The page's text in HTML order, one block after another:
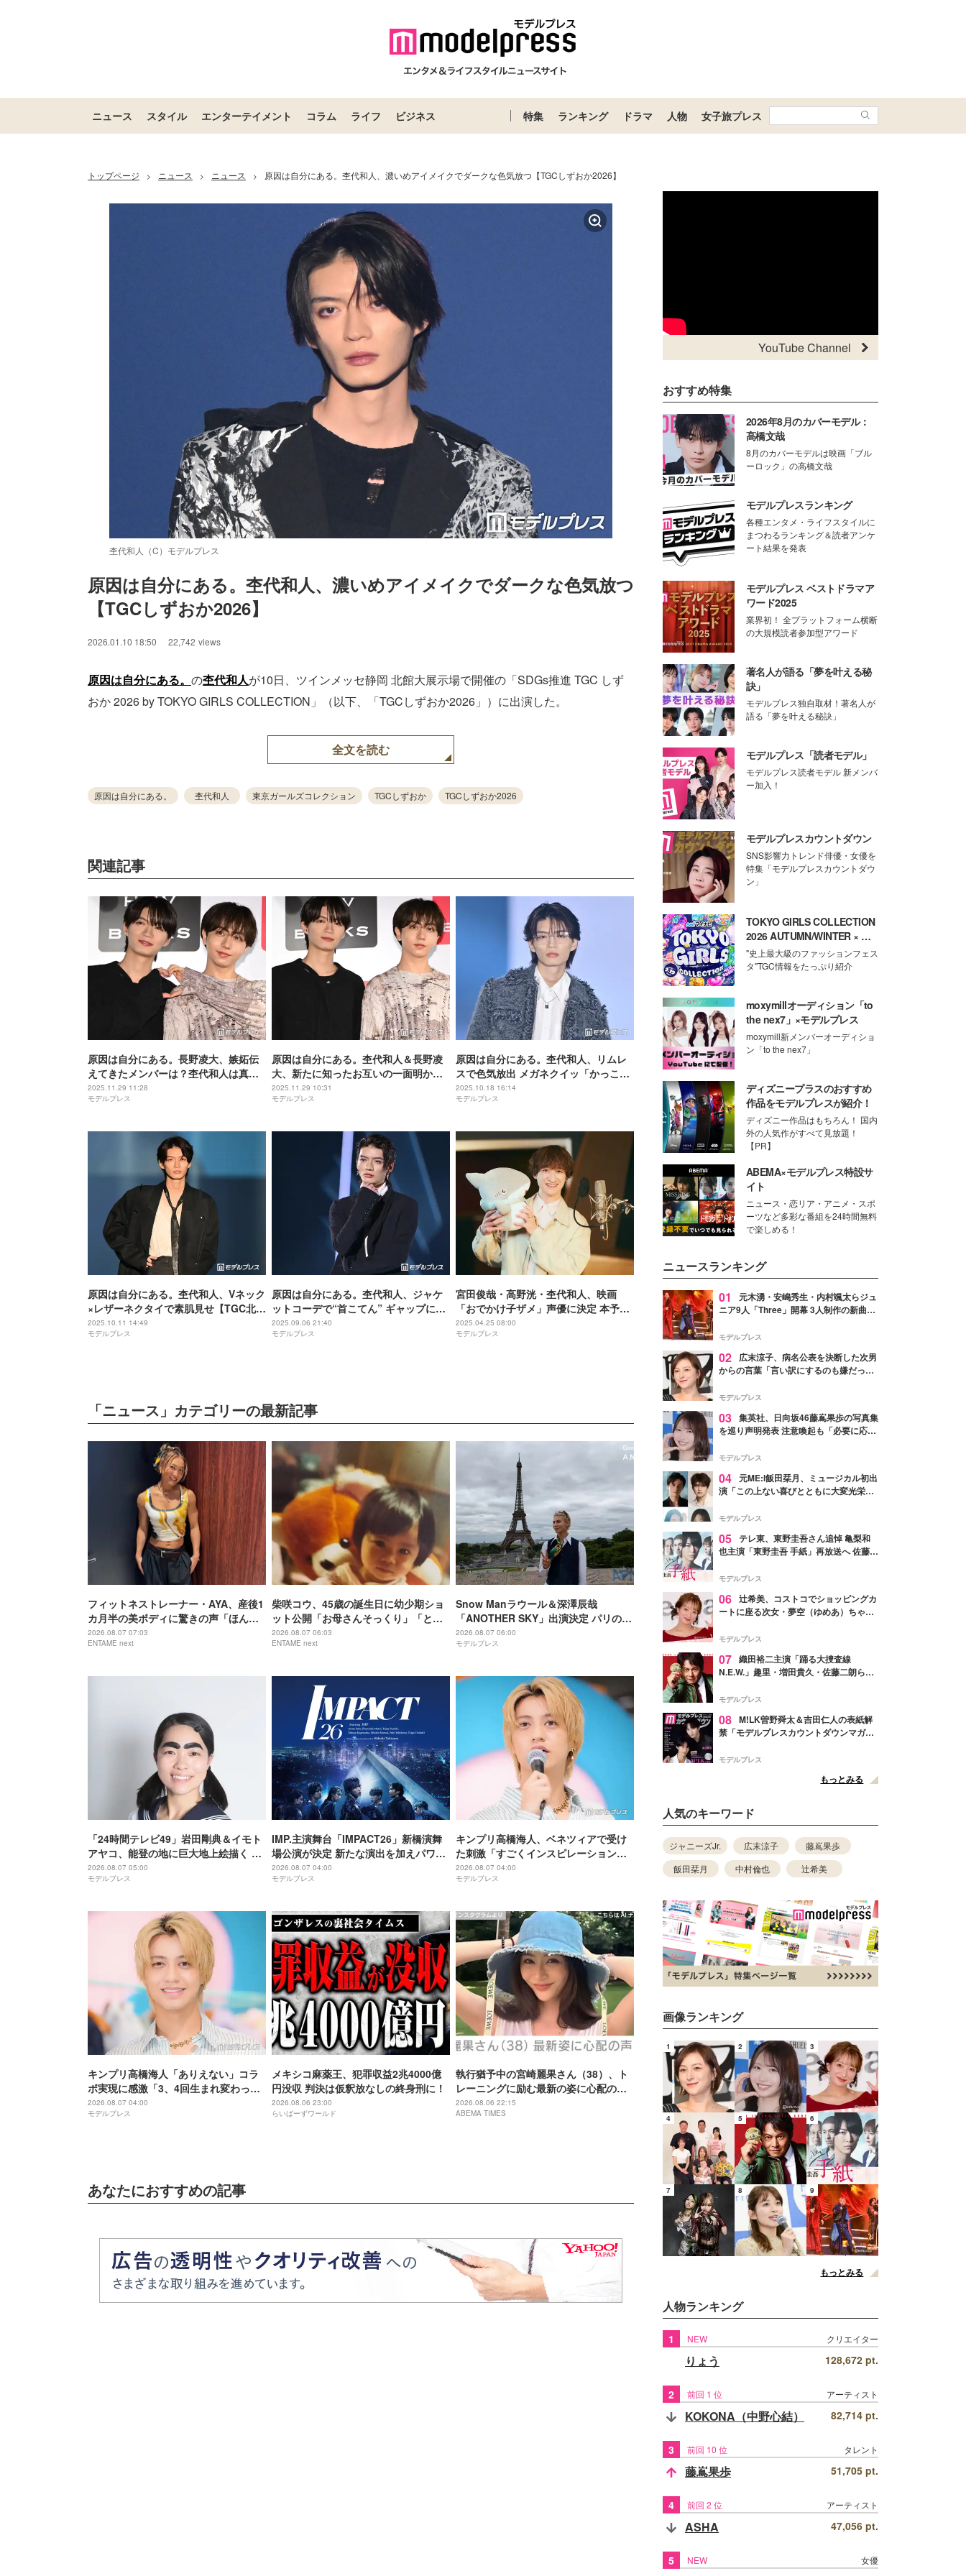
ニュース スタイル エンターテイメント コラム ライフ ビジネス 特集 ランキング ドラマ 人物 女子旅プレス
トップページ > ニュース > ニュース > 原因は自分にある。杢代和人、濃いめアイメイクでダークな色気放つ【TGCしずおか2026】
杢代和人（C）モデルプレス
原因は自分にある。杢代和人、濃いめアイメイクでダークな色気放つ
【TGCしずおか2026】
2026.01.10 18:50 22,742 views
原因は自分にある。 の杢代和人が10日、ツインメッセ静岡 北館大展示場で開催の「SDGs推進 TGC しず
おか 2026 by TOKYO GIRLS COLLECTION」（以下、「TGCしずおか2026」）に出演した。
全文を読む
原因は自分にある。 杢代和人 東京ガールズコレクション TGCしずおか TGCしずおか2026
関連記事
原因は自分にある。長野凌大、嫉妬伝
えてきたメンバーは？杢代和人は真逆
の反応受ける【puzzle】
2025.11.29 11:28
モデルプレス
原因は自分にある。杢代和人＆長野凌
大、新たに知ったお互いの一面明かす
「一緒にお風呂入ったんですけど」
【puzzle】
2025.11.29 10:31
モデルプレス
原因は自分にある。杢代和人、リムレ
スで色気放出 メガネクイッ「かっこよ
すぎ」「メロい」ファン悶絶【ガルア
ワ2025AW】
2025.10.18 16:14
モデルプレス
原因は自分にある。杢代和人、Vネック
×レザーネクタイで素肌見せ【TGC北九
州2025】
2025.10.11 14:49
モデルプレス
原因は自分にある。杢代和人、ジャケ
ットコーデで“首こてん” ギャップに観
客悩殺【TGC2025A/W】
2025.09.06 21:40
モデルプレス
宮田俊哉・高野洸・杢代和人、映画
「おでかけ子ザメ」声優に決定 本予告
第1弾も解禁
2025.04.25 08:00
モデルプレス
「ニュース」カテゴリーの最新記事
フィットネストレーナー・AYA、産後1
カ月半の美ボディに驚きの声「ほんと
に出産したのー？」
2026.08.07 07:03
ENTAME next
柴咲コウ、45歳の誕生日に幼少期ショ
ット公開「お母さんそっくり」「とん
でもなくかわいい」
2026.08.07 06:03
ENTAME next
Snow Manラウール＆深澤辰哉
「ANOTHER SKY」出演決定 パリの所
属事務所・祖父母と通った武蔵小山…
それぞれの思い出の地へ
2026.08.07 06:00
モデルプレス
「24時間テレビ49」岩田剛典＆イモト
アヤコ、能登の地に巨大地上絵描く 完
成披露にはサプライズアーティストも
登場予定
2026.08.07 05:00
モデルプレス
IMP.主演舞台「IMPACT26」新橋演舞
場公演が決定 新たな演出を加えパワー
アップ
2026.08.07 04:00
モデルプレス
キンプリ高橋海人、ベネツィアで受け
た刺激「すごくインスピレーション溢
れる街」
2026.08.07 04:00
モデルプレス
キンプリ高橋海人「ありえない」コラ
ボ実現に感激「3、4回生まれ変わって
もできない」
2026.08.07 04:00
モデルプレス
メキシコ麻薬王、犯罪収益2兆4000億
円没収 判決は仮釈放なしの終身刑に！
2026.08.06 23:00
らいばーずワールド
執行猶予中の宮崎麗果さん（38）、ト
レーニングに励む最新の姿に心配の声
「痩せ過ぎ」「なんだか痛々しい…」
2026.08.06 22:15
ABEMA TIMES
あなたにおすすめの記事
YouTube Channel
おすすめ特集
2026年8月のカバーモデル：
高橋文哉
8月のカバーモデルは映画「ブル
ーロック」の高橋文哉
モデルプレスランキング
各種エンタメ・ライフスタイルに
まつわるランキング＆読者アンケ
ート結果を発表
モデルプレス ベストドラマア
ワード2025
業界初！ 全プラットフォーム横断
の大規模読者参加型アワード
著名人が語る「夢を叶える秘
訣」
モデルプレス独自取材！著名人が
語る「夢を叶える秘訣」
モデルプレス「読者モデル」
モデルプレス読者モデル 新メンバ
ー加入！
モデルプレスカウントダウン
SNS影響力トレンド俳優・女優を
特集「モデルプレスカウントダウ
ン」
TOKYO GIRLS COLLECTION
2026 AUTUMN/WINTER × モ
デルプレス
"史上最大級のファッションフェス
タ"TGC情報をたっぷり紹介
moxymillオーディション「to
the nex7」×モデルプレス
moxymill新メンバーオーディショ
ン「to the nex7」
ディズニープラスのおすすめ
作品をモデルプレスが紹介！
ディズニー作品はもちろん！ 国内
外の人気作がすべて見放題！
【PR】
ABEMA×モデルプレス特設サ
イト
ニュース・恋リア・アニメ・スポ
ーツなど多彩な番組を24時間無料
で楽しめる！
ニュースランキング
01
元木湧・安嶋秀生・内村颯太らジュ
ニア9人「Three」開幕 3人制作の新曲＆
進んで夢を掴みたい」【ゲネプロレポ】
モデルプレス
02
広末涼子、病名公表を決断した次男
からの言葉「言い訳にするのも嫌だっ
モデルプレス
03 集英社、日向坂46藤嶌果歩の写真集
を巡り声明発表 注意喚起も「必要に応じ
モデルプレス
04 元ME:I飯田栞月、ミュージカル初出
演「この上ない喜びとともに大変光栄」
ャスト発表
モデルプレス
05 テレ東、東野圭吾さん追悼 亀梨和
也主演「東野圭吾 手紙」再放送へ 佐藤隆
モデルプレス
06 辻希美、コストコでショッピングカ
ートに座る次女・夢空（ゆめあ）ちゃん
ぎ」「成長を感じる」の声
モデルプレス
07 織田裕二主演「踊る大捜査線
N.E.W.」趣里・増田貴久・佐藤二朗ら新
徴する“謎のキーワード”も
モデルプレス
08 M!LK曽野舜太＆吉田仁人の表紙解
禁「モデルプレスカウントダウンマガジ
モデルプレス
もっとみる
人気のキーワード
ジャニーズJr. 広末涼子
藤嶌果歩
飯田栞月
中村倫也 辻希美
画像ランキング
1 2 3
4 5 6
7 8 9
もっとみる
人物ランキング
1 NEW クリエイター
りょう 128,672 pt.
2 前回 1 位 アーティスト
KOKONA（中野心結） 82,714 pt.
3 前回 10 位 タレント
藤嶌果歩 51,705 pt.
4 前回 2 位 アーティスト
ASHA 47,056 pt.
5 NEW 女優